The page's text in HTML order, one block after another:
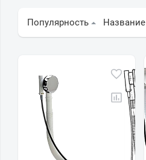
Популярность Название